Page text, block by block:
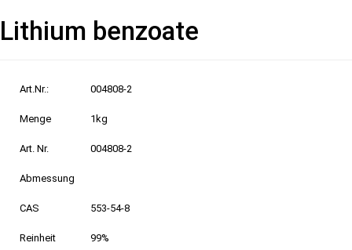
Lithium benzoate
Art.Nr.: 004808-2
Menge 1kg
Art. Nr. 004808-2
Abmessung
CAS 553-54-8
Reinheit
99%